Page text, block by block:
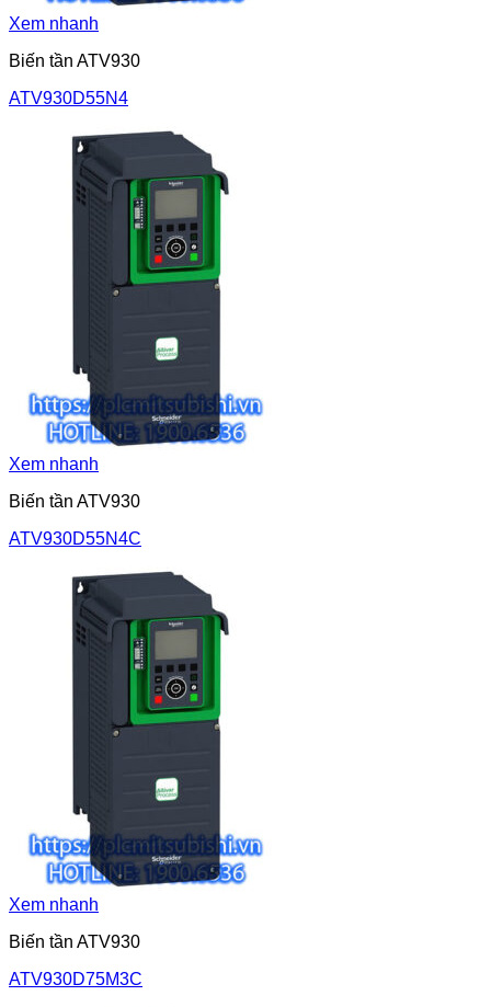
Xem nhanh
Biến tần ATV930
ATV930D55N4
Xem nhanh
Biến tần ATV930
ATV930D55N4C
Xem nhanh
Biến tần ATV930
ATV930D75M3C